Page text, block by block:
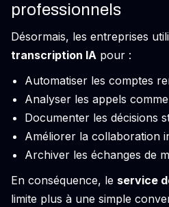
professionnels
Désormais, les entreprises
transcription IA pour :
Automatiser les comptes
Analyser les appels
Documenter les décisions
Améliorer la collaboration
Archiver les échanges de
En conséquence, le service
limite plus à une simple